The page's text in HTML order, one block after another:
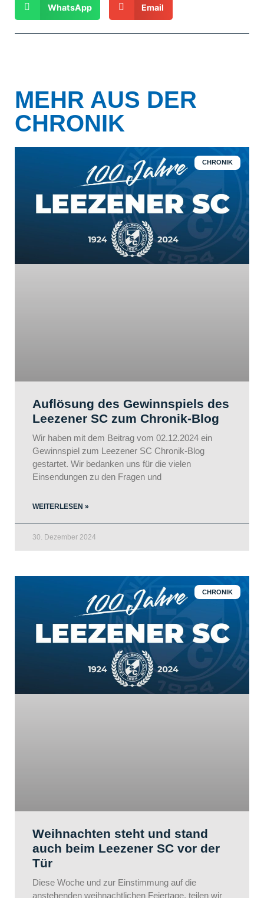
WhatsApp Email
MEHR AUS DER
CHRONIK
CHRONIK
Auflösung des Gewinnspiels des
Leezener SC zum Chronik-Blog
Wir haben mit dem Beitrag vom 02.12.2024 ein
Gewinnspiel zum Leezener SC Chronik-Blog
gestartet. Wir bedanken uns für die vielen
Einsendungen zu den Fragen und
WEITERLESEN »
30. Dezember 2024
CHRONIK
Weihnachten steht und stand
auch beim Leezener SC vor der
Tür
Diese Woche und zur Einstimmung auf die
anstehenden weihnachtlichen Feiertage, teilen wir